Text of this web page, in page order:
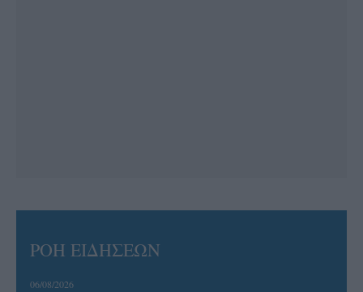
ΡΟΗ ΕΙΔΗΣΕΩΝ
06/08/2026